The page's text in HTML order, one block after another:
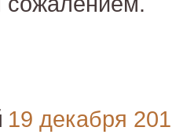
19 декабря